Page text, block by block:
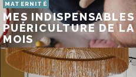
MATERNITÉ
MES
PUÉRICULTURE DE
MOIS